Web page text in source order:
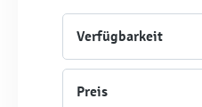
Verfügbarkeit
Preis